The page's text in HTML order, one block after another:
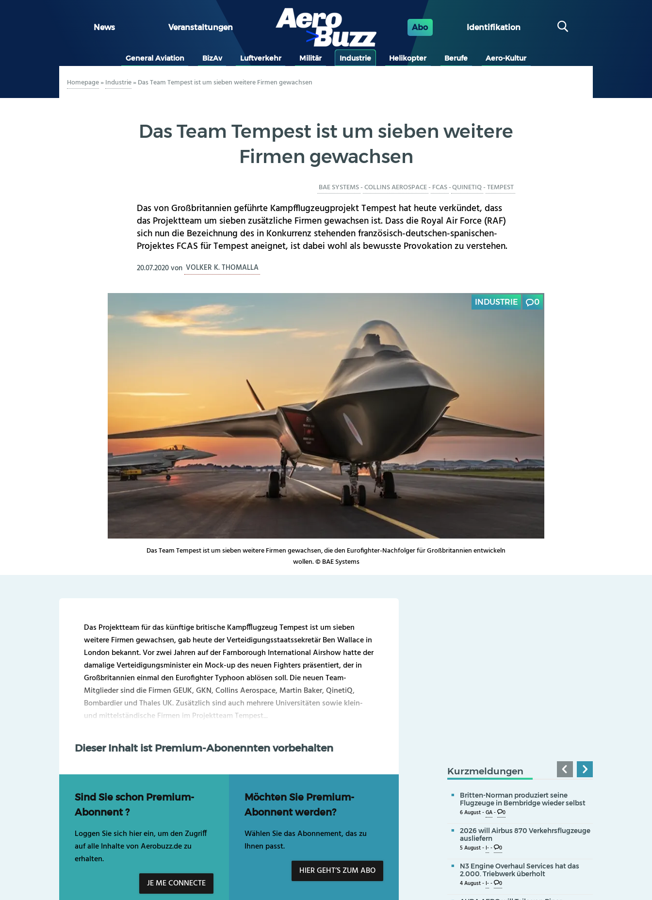
News Veranstaltungen Abo Identifikation
General Aviation BizAv Luftverkehr Militär Industrie Helikopter Berufe Aero-Kultur
Homepage»Industrie»Das Team Tempest ist um sieben weitere Firmen gewachsen
Das Team Tempest ist um sieben weitere
Firmen gewachsen
BAE SYSTEMS-COLLINS AEROSPACE- FCAS-QUINETIQ-TEMPEST
Das von Großbritannien geführte Kampfflugzeugprojekt Tempest hat heute verkündet, dass
das Projektteam um sieben zusätzliche Firmen gewachsen ist. Dass die Royal Air Force (RAF)
sich nun die Bezeichnung des in Konkurrenz stehenden französisch-deutschen-spanischen-
Projektes FCAS für Tempest aneignet, ist dabei wohl als bewusste Provokation zu verstehen.
20.07.2020von VOLKER K. THOMALLA
INDUSTRIE 0
Das Team Tempest ist um sieben weitere Firmen gewachsen, die den Eurofighter-Nachfolger für Großbritannien entwickeln
wollen. © BAE Systems
Das Projektteam für das künftige britische Kampfflugzeug Tempest ist um sieben
weitere Firmen gewachsen, gab heute der Verteidigungsstaatssekretär Ben Wallace in
London bekannt. Vor zwei Jahren auf der Farnborough International Airshow hatte der
damalige Verteidigungsminister ein Mock-up des neuen Fighters präsentiert, der in
Großbritannien einmal den Eurofighter Typhoon ablösen soll. Die neuen Team-
Mitglieder sind die Firmen GEUK, GKN, Collins Aerospace, Martin Baker, QinetiQ,
Bombardier und Thales UK. Zusätzlich sind auch mehrere Universitäten sowie klein-
und mittelständische Firmen im Projektteam Tempest...
Dieser Inhalt ist Premium-Abonennten vorbehalten
Sind Sie schon Premium-
Abonnent ?
Loggen Sie sich hier ein, um den Zugriff
auf alle Inhalte von Aerobuzz.de zu
erhalten.
JE ME CONNECTE
Möchten Sie Premium-
Abonnent werden?
Wählen Sie das Abonnement, das zu
Ihnen passt.
HIER GEHT’S ZUM ABO
Kurzmeldungen
Britten-Norman produziert seine
Flugzeuge in Bembridge wieder selbst
6 August -GA- 0
2026 will Airbus 870 Verkehrsflugzeuge
ausliefern
5 August -I-- 0
N3 Engine Overhaul Services hat das
2.000. Triebwerk überholt
4 August -I-- 0